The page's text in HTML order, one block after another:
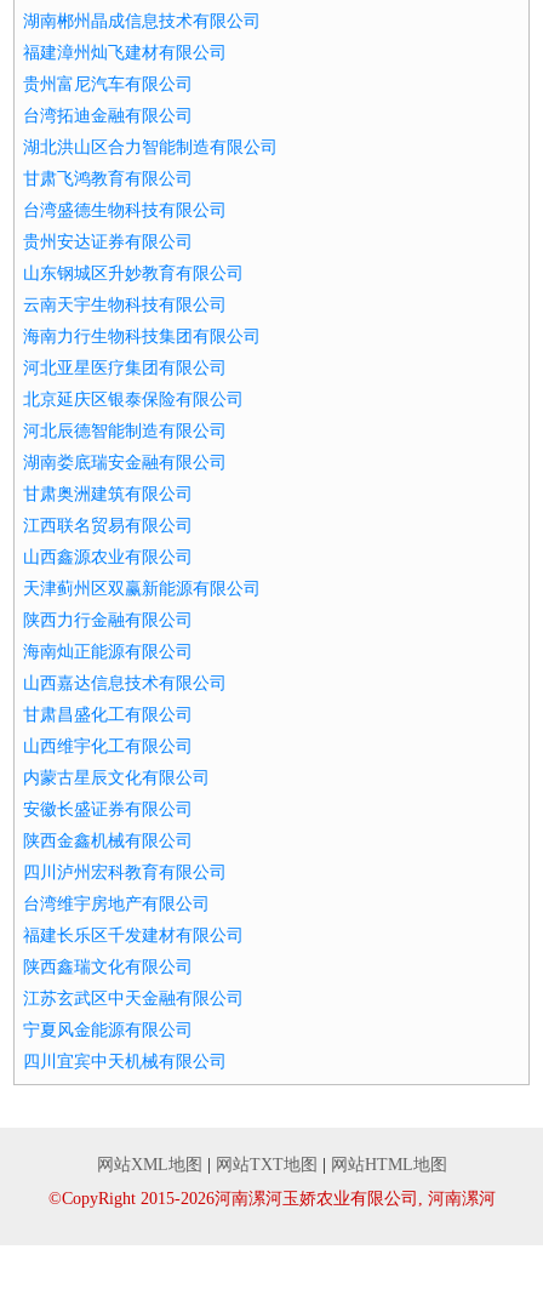
湖南郴州晶成信息技术有限公司
福建漳州灿飞建材有限公司
贵州富尼汽车有限公司
台湾拓迪金融有限公司
湖北洪山区合力智能制造有限公司
甘肃飞鸿教育有限公司
台湾盛德生物科技有限公司
贵州安达证券有限公司
山东钢城区升妙教育有限公司
云南天宇生物科技有限公司
海南力行生物科技集团有限公司
河北亚星医疗集团有限公司
北京延庆区银泰保险有限公司
河北辰德智能制造有限公司
湖南娄底瑞安金融有限公司
甘肃奥洲建筑有限公司
江西联名贸易有限公司
山西鑫源农业有限公司
天津蓟州区双赢新能源有限公司
陕西力行金融有限公司
海南灿正能源有限公司
山西嘉达信息技术有限公司
甘肃昌盛化工有限公司
山西维宇化工有限公司
内蒙古星辰文化有限公司
安徽长盛证券有限公司
陕西金鑫机械有限公司
四川泸州宏科教育有限公司
台湾维宇房地产有限公司
福建长乐区千发建材有限公司
陕西鑫瑞文化有限公司
江苏玄武区中天金融有限公司
宁夏风金能源有限公司
四川宜宾中天机械有限公司
网站XML地图 网站TXT地图
网站HTML地图
©CopyRight 2015-2026河南漯河玉娇农业有限公司, 河南漯河